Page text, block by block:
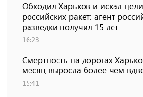
Обходил Харьков и искал
российских ракет: агент
разведки получил 15 лет
16:23
Смертность на дорогах
месяц выросла более чем
15:41